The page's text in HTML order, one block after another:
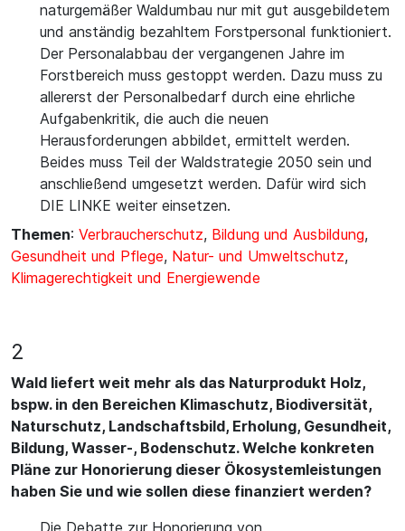
naturgemäßer Waldumbau nur mit gut ausgebildetem
und anständig bezahltem Forstpersonal funktioniert.
Der Personalabbau der vergangenen Jahre im
Forstbereich muss gestoppt werden. Dazu muss zu
allererst der Personalbedarf durch eine ehrliche
Aufgabenkritik, die auch die neuen
Herausforderungen abbildet, ermittelt werden.
Beides muss Teil der Waldstrategie 2050 sein und
anschließend umgesetzt werden. Dafür wird sich
DIE LINKE weiter einsetzen.
Themen: Verbraucherschutz, Bildung und Ausbildung,
Gesundheit und Pflege, Natur- und Umweltschutz,
Klimagerechtigkeit und Energiewende
2
Wald liefert weit mehr als das Naturprodukt Holz,
bspw. in den Bereichen Klimaschutz, Biodiversität,
Naturschutz, Landschaftsbild, Erholung, Gesundheit,
Bildung, Wasser-, Bodenschutz. Welche konkreten
Pläne zur Honorierung dieser Ökosystemleistungen
haben Sie und wie sollen diese finanziert werden?
Die Debatte zur Honorierung von